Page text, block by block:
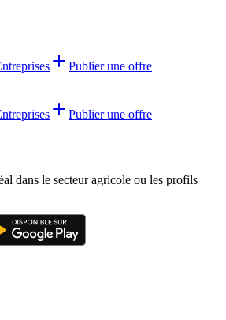
Publier une offre
Publier une offre
dans le secteur agricole ou les profils